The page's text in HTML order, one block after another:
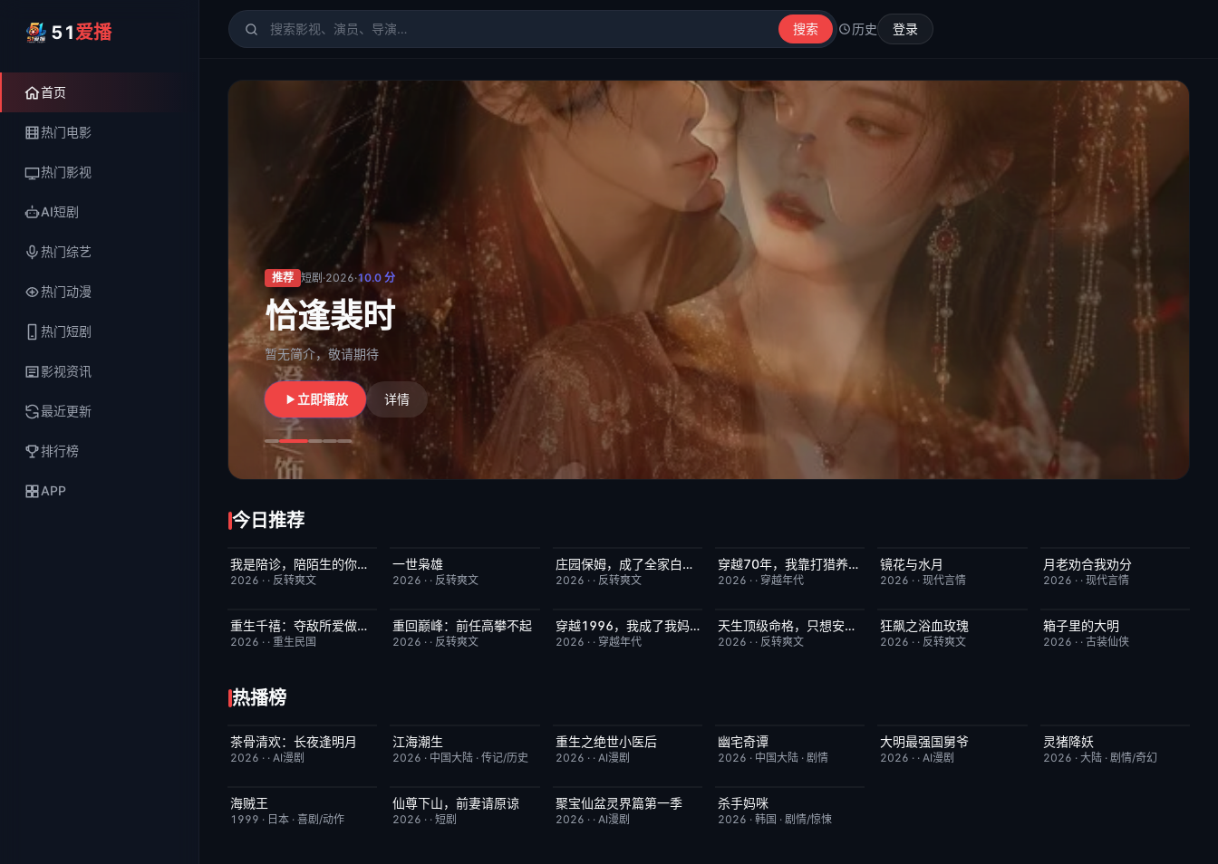
51爱播
首页
热门电影
热门影视
AI短剧
热门综艺
热门动漫
热门短剧
影视资讯
最近更新
排行榜
APP
搜索 历史 登录
51爱播 - 电影、电视剧、动漫、综艺、短剧高清在线观看
推荐 短剧 ·2026·10.0 分
恰逢裴时
暂无简介，敬请期待
立即播放 详情
今日推荐
完结 4.0我是陪诊，陪陌生的你等一个结果
2026 · · 反转爽文
完结
一世枭雄
2026 · · 反转爽文
完结 5.0庄园保姆，成了全家白月光
2026 · · 反转爽文
完结 1.0穿越70年，我靠打猎养全家
2026 · · 穿越年代
完结
镜花与水月
2026 · ·现代言情
完结
月老劝合我劝分
2026 · · 现代言情
完结 8.0重生千禧：夺敌所爱做首富
2026 · · 重生民国
完结 3.0
重回巅峰：前任高攀不起
2026 · · 反转爽文
完结 2.0穿越1996，我成了我妈男闺蜜
2026 · · 穿越年代
完结 2.0天生顶级命格，只想安稳度日
2026 · · 反转爽文
完结
狂飙之浴血玫瑰
2026 · · 反转爽文
完结
箱子里的大明
2026 · · 古装仙侠
热播榜
完结 10.0
茶骨清欢：长夜逢明月
2026 · · AI漫剧
更新至第22集
江海潮生
2026 · 中国大陆 ·传记/历史
完结
重生之绝世小医后
2026 · · AI漫剧
更新至第13集
幽宅奇谭
2026 · 中国大陆· 剧情
完结
大明最强国舅爷
2026 · ·AI漫剧
本周更新
灵猪降妖
2026 · 大陆· 剧情/奇幻
更新至第1172集
海贼王
1999 · 日本 · 喜剧/动作
完结 8.0
仙尊下山，前妻请原谅
2026 · ·短剧
完结 8.0
聚宝仙盆灵界篇第一季
2026 · · AI漫剧
更新至第02集
杀手妈咪
2026 · 韩国 · 剧情/惊悚